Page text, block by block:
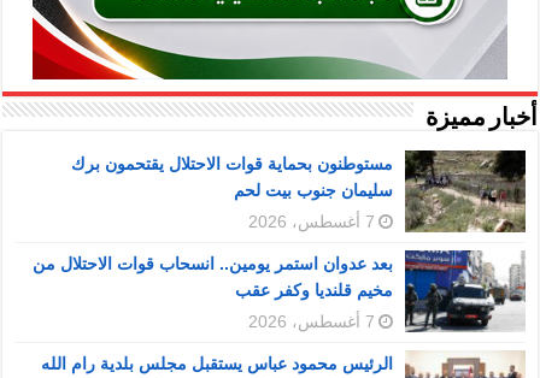
أخبار مميزة
مستوطنون بحماية قوات الاحتلال يقتحمون برك
سليمان جنوب بيت لحم
7 أغسطس، 2026
بعد عدوان استمر يومين.. انسحاب قوات الاحتلال من
مخيم قلنديا وكفر عقب
7 أغسطس، 2026
الرئيس محمود عباس يستقبل مجلس بلدية رام الله